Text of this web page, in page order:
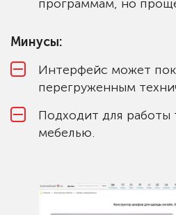
программам, но
Минусы:
Интерфейс может
перегруженным
Подходит для работы
мебелью.